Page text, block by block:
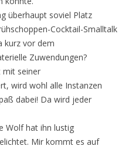
überhaupt soviel Platz
Cocktail-Smalltalk
kurz vor dem
Zuwendungen?
mit seiner
wird wohl alle Instanzen
dabei! Da wird jeder
Wolf hat ihn lustig
Mir kommt es auf